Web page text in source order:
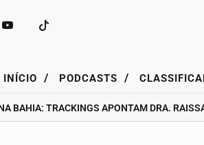
INÍCIO / PODCASTS /
TRACKINGS APONTAM DRA. RAISSA